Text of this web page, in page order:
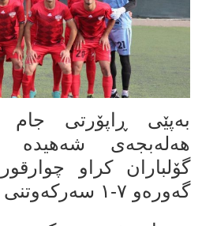
بەپێی ڕاپۆرتی
هەلەبجەی شەهیدە
گۆلباران کراو
گەورەو ٧-١ سەرکەوتنی نووسیەوە.